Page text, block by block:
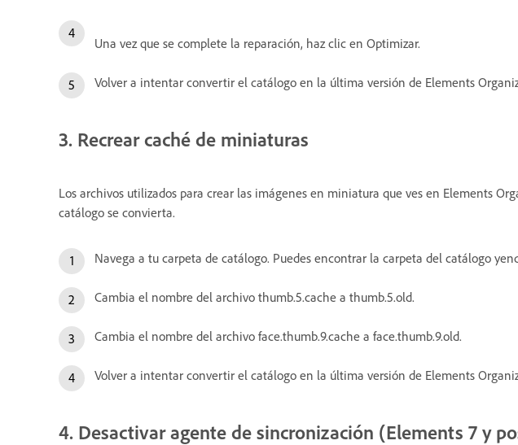
Una vez que se complete la reparación, haz clic en Optimizar.
Volver a intentar convertir el catálogo en la última versión de Elements
3. Recrear caché de miniaturas
Los archivos utilizados para crear las imágenes en miniatura que ves en Elements
catálogo se convierta.
Navega a tu carpeta de catálogo. Puedes encontrar la carpeta del catálogo
Cambia el nombre del archivo thumb.5.cache a thumb.5.old.
Cambia el nombre del archivo face.thumb.9.cache a face.thumb.9.old.
Volver a intentar convertir el catálogo en la última versión de Elements
4. Desactivar agente de sincronización (Elements 7 y